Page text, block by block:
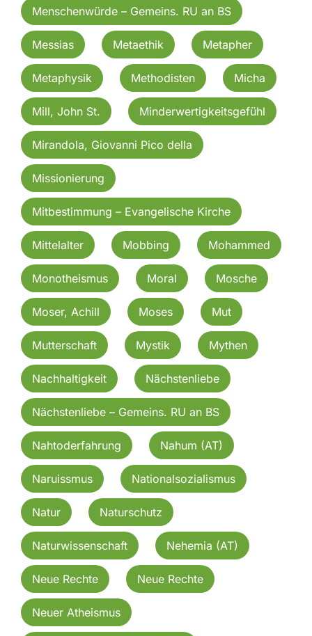
Menschenwürde – Gemeins. RU an BS
Messias Metaethik Metapher
Metaphysik Methodisten Micha
Mill, John St. Minderwertigkeitsgefühl
Mirandola, Giovanni Pico della
Missionierung
Mitbestimmung – Evangelische Kirche
Mittelalter Mobbing Mohammed
Monotheismus Moral Mosche
Moser, Achill Moses Mut
Mutterschaft Mystik Mythen
Nachhaltigkeit Nächstenliebe
Nächstenliebe – Gemeins. RU an BS
Nahtoderfahrung Nahum (AT)
Naruissmus Nationalsozialismus
Natur Naturschutz
Naturwissenschaft Nehemia (AT)
Neue Rechte Neue Rechte
Neuer Atheismus